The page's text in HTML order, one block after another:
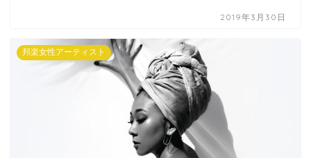
2019年3月30日
邦楽女性アーティスト